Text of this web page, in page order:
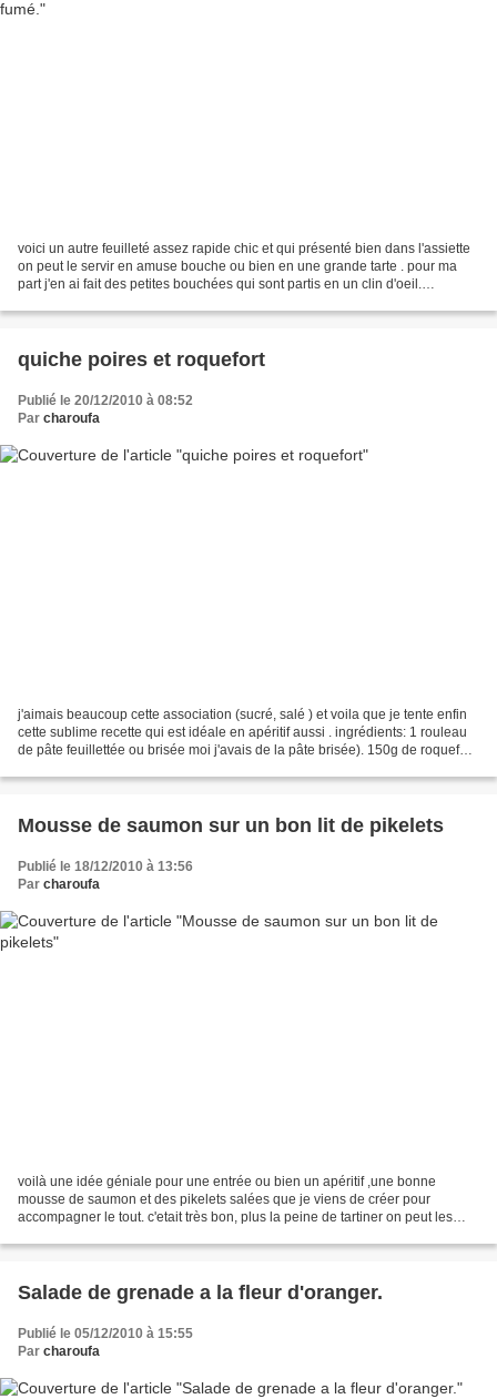
voici un autre feuilleté assez rapide chic et qui présenté bien dans l'assiette
on peut le servir en amuse bouche ou bien en une grande tarte . pour ma
part j'en ai fait des petites bouchées qui sont partis en un clin d'oeil.
quiche poires et roquefort
Publié le 20/12/2010 à 08:52
Par charoufa
j'aimais beaucoup cette association (sucré, salé ) et voila que je tente enfin
cette sublime recette qui est idéale en apéritif aussi . ingrédients: 1 rouleau
de pâte feuillettée ou brisée moi j'avais de la pâte brisée). 150g de roquefort.
Mousse de saumon sur un bon lit de pikelets
Publié le 18/12/2010 à 13:56
Par charoufa
voilà une idée géniale pour une entrée ou bien un apéritif ,une bonne
mousse de saumon et des pikelets salées que je viens de créer pour
accompagner le tout. c'etait très bon, plus la peine de tartiner on peut les
Salade de grenade a la fleur d'oranger.
Publié le 05/12/2010 à 15:55
Par charoufa